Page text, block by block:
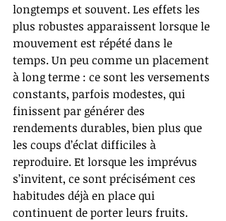
longtemps et souvent. Les effets les
plus robustes apparaissent lorsque le
mouvement est répété dans le
temps. Un peu comme un placement
à long terme : ce sont les versements
constants, parfois modestes, qui
finissent par générer des
rendements durables, bien plus que
les coups d’éclat difficiles à
reproduire. Et lorsque les imprévus
s’invitent, ce sont précisément ces
habitudes déjà en place qui
continuent de porter leurs fruits.